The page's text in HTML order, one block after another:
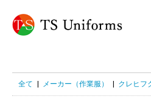
全て メーカー（作業服） クレヒフ